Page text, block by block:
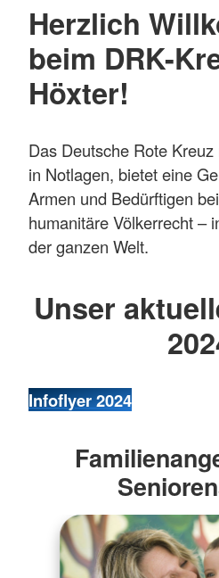
Herzlich
beim DRK-
Höxter!
Das Deutsche Rote
in Notlagen, bietet eine
Armen und Bedürftigen
humanitäre Völkerrecht –
der ganzen Welt.
Unser
Infoflyer 2024